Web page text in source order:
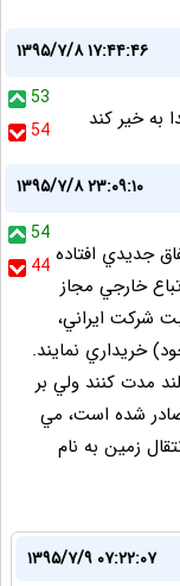
۱۳۹۵/۷/۸ ۱۷:۴۴:۴۶
53
54
به خیر کند
۱۳۹۵/۷/۸ ۲۳:۰۹:۱۰
54
44 جديدي افتاده
خارجي مجاز
شركت ايراني،
خريداري نمايند.
مدت كنند ولي بر
مصوبه اي كه نه الان بلكه تبر ماه ٩٢ صادر شده است، مي
زمين به نام
۱۳۹۵/۷/۹ ۰۷:۲۲:۰۷